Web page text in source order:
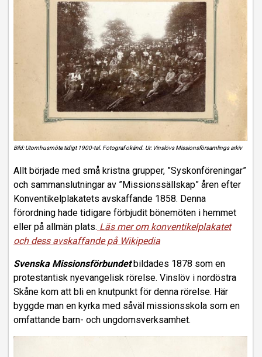
Bild: Utomhusmöte tidigt 1900-tal. Fotograf okänd. Ur: Vinslövs Missionsförsamlings arkiv
Allt började med små kristna grupper, ”Syskonföreningar”
och sammanslutningar av ”Missionssällskap” åren efter
Konventikelplakatets avskaffande 1858. Denna
förordning hade tidigare förbjudit bönemöten i hemmet
eller på allmän plats. Läs mer om konventikelplakatet
och dess avskaffande på Wikipedia
Svenska Missionsförbundetbildades 1878 som en
protestantisk nyevangelisk rörelse. Vinslöv i nordöstra
Skåne kom att bli en knutpunkt för denna rörelse. Här
byggde man en kyrka med såväl missionsskola som en
omfattande barn- och ungdomsverksamhet.